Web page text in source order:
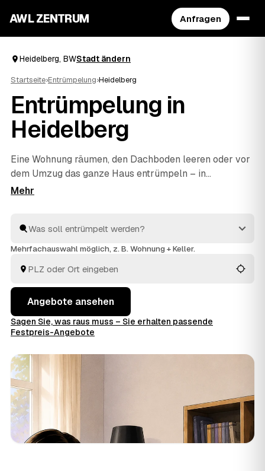
AWL ZENTRUM Anfragen
Heidelberg, BWStadt ändern
Startseite›Entrümpelung›Heidelberg
Entrümpelung in
Heidelberg
Eine Wohnung räumen, den Dachboden leeren oder vor
dem Umzug das ganze Haus entrümpeln – in
Heidelberg müssen Sie sich dafür nicht selbst auf die
Angebote von geprüften Anbietern aus der Umgebung.
Egal ob kleiner Auftrag oder komplette
alles wird fachgerecht entsorgt.
Mehrfachauswahl möglich, z. B. Wohnung + Keller.
Angebote ansehen
Sagen Sie, was raus muss – Sie erhalten passende
Festpreis-Angebote